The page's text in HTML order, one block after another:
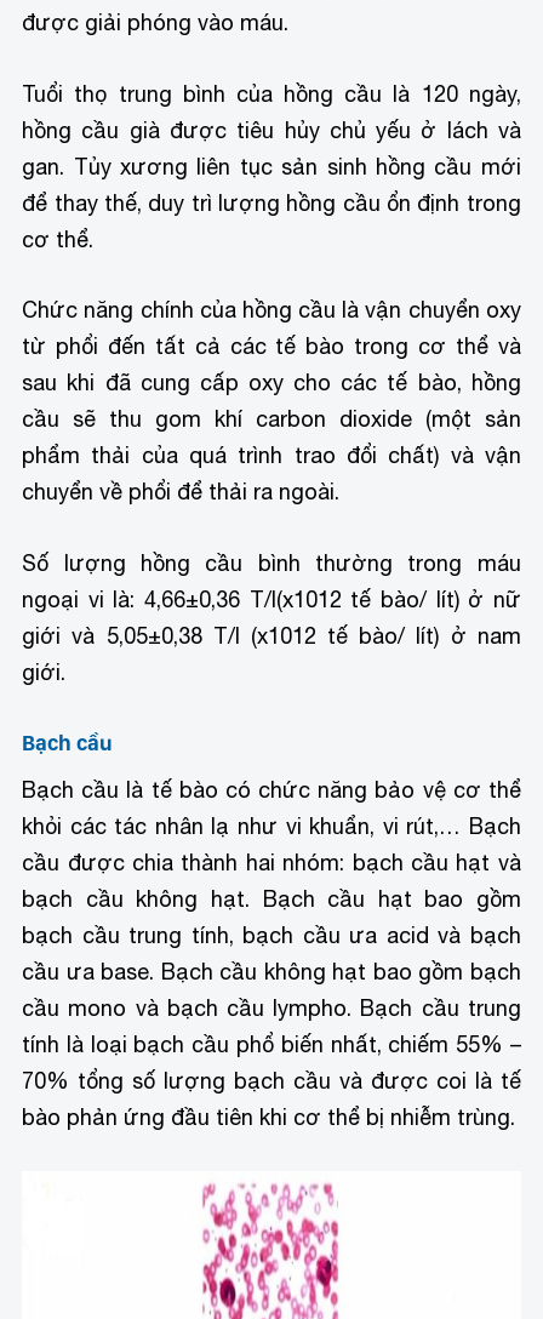
được giải phóng vào máu.
Tuổi thọ trung bình của hồng cầu là 120 ngày,
hồng cầu già được tiêu hủy chủ yếu ở lách và
gan. Tủy xương liên tục sản sinh hồng cầu mới
để thay thế, duy trì lượng hồng cầu ổn định trong
cơ thể.
Chức năng chính của hồng cầu là vận chuyển oxy
từ phổi đến tất cả các tế bào trong cơ thể và
sau khi đã cung cấp oxy cho các tế bào, hồng
cầu sẽ thu gom khí carbon dioxide (một sản
phẩm thải của quá trình trao đổi chất) và vận
chuyển về phổi để thải ra ngoài.
Số lượng hồng cầu bình thường trong máu
ngoại vi là: 4,66±0,36 T/l(x1012 tế bào/ lít) ở nữ
giới và 5,05±0,38 T/l (x1012 tế bào/ lít) ở nam
giới.
Bạch cầu
Bạch cầu là tế bào có chức năng bảo vệ cơ thể
khỏi các tác nhân lạ như vi khuẩn, vi rút,… Bạch
cầu được chia thành hai nhóm: bạch cầu hạt và
bạch cầu không hạt. Bạch cầu hạt bao gồm
bạch cầu trung tính, bạch cầu ưa acid và bạch
cầu ưa base. Bạch cầu không hạt bao gồm bạch
cầu mono và bạch cầu lympho. Bạch cầu trung
tính là loại bạch cầu phổ biến nhất, chiếm 55% –
70% tổng số lượng bạch cầu và được coi là tế
bào phản ứng đầu tiên khi cơ thể bị nhiễm trùng.